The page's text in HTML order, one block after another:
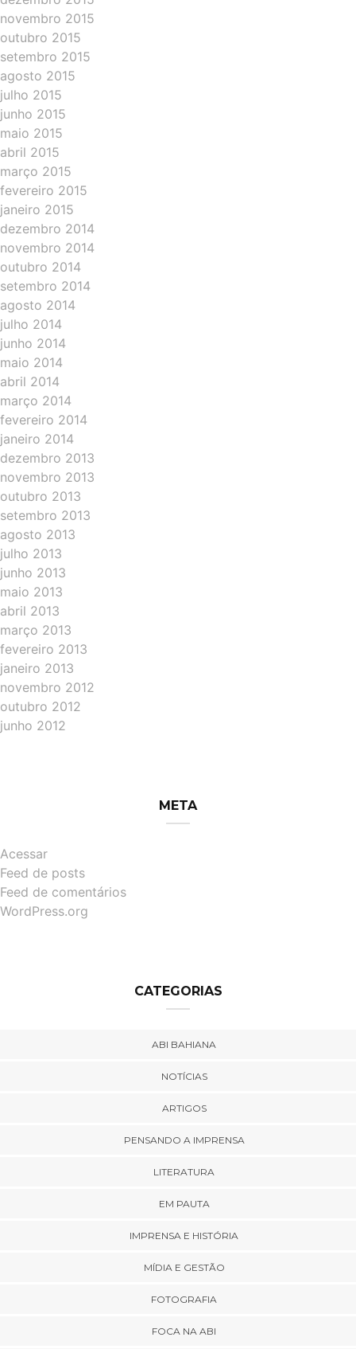
novembro 2015
outubro 2015
setembro 2015
agosto 2015
julho 2015
junho 2015
maio 2015
abril 2015
março 2015
fevereiro 2015
janeiro 2015
dezembro 2014
novembro 2014
outubro 2014
setembro 2014
agosto 2014
julho 2014
junho 2014
maio 2014
abril 2014
março 2014
fevereiro 2014
janeiro 2014
dezembro 2013
novembro 2013
outubro 2013
setembro 2013
agosto 2013
julho 2013
junho 2013
maio 2013
abril 2013
março 2013
fevereiro 2013
janeiro 2013
novembro 2012
outubro 2012
junho 2012
META
Acessar
Feed de posts
Feed de comentários
WordPress.org
CATEGORIAS
ABI BAHIANA
NOTÍCIAS
ARTIGOS
PENSANDO A IMPRENSA
LITERATURA
EM PAUTA
IMPRENSA E HISTÓRIA
MÍDIA E GESTÃO
FOTOGRAFIA
FOCA NA ABI